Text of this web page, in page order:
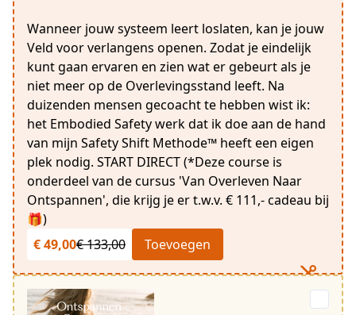
Wanneer jouw systeem leert loslaten, kan je jouw
Veld voor verlangens openen. Zodat je eindelijk
kunt gaan ervaren en zien wat er gebeurt als je
niet meer op de Overlevingsstand leeft. Na
duizenden mensen gecoacht te hebben wist ik:
het Embodied Safety werk dat ik doe aan de hand
van mijn Safety Shift Methode™ heeft een eigen
plek nodig. START DIRECT (*Deze course is
onderdeel van de cursus 'Van Overleven Naar
Ontspannen', die krijg je er t.w.v. € 111,- cadeau bij
🎁)
€ 49,00€ 133,00 Toevoegen